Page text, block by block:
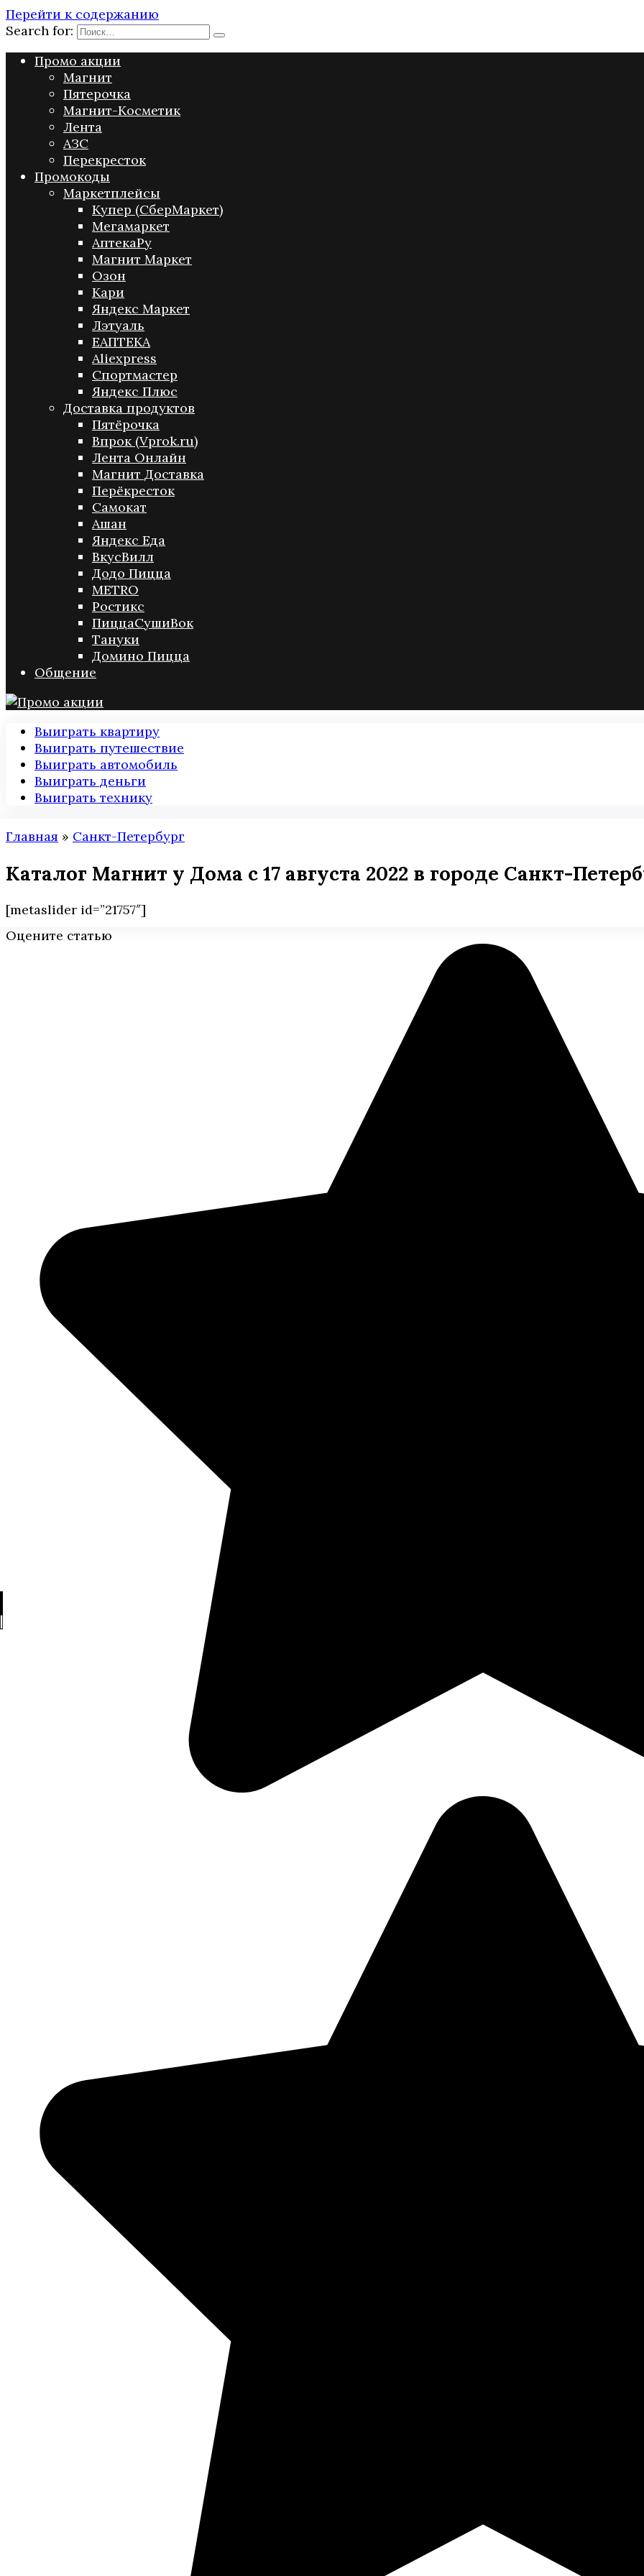
Перейти к содержанию
Search for:
Промо акции
Магнит
Пятерочка
Магнит-Косметик
Лента
АЗС
Перекресток
Промокоды
Маркетплейсы
Купер (СберМаркет)
Мегамаркет
АптекаРу
Магнит Маркет
Озон
Кари
Яндекс Маркет
Лэтуаль
ЕАПТЕКА
Aliexpress
Спортмастер
Яндекс Плюс
Доставка продуктов
Пятёрочка
Впрок (Vprok.ru)
Лента Онлайн
Магнит Доставка
Перёкресток
Самокат
Ашан
Яндекс Еда
ВкусВилл
Додо Пицца
METRO
Ростикс
ПиццаСушиВок
Тануки
Домино Пицца
Общение
Выиграть квартиру
Выиграть путешествие
Выиграть автомобиль
Выиграть деньги
Выиграть технику
Главная » Санкт-Петербург
Каталог Магнит у Дома с 17 августа 2022 в городе Санкт-
[metaslider id=”21757″]
Оцените статью